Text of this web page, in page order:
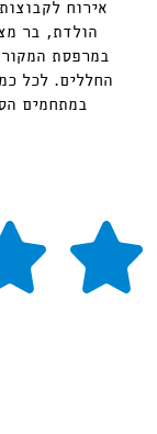
אירוח
הולדת, בר
במרפסת
במתחמים הסגורים,